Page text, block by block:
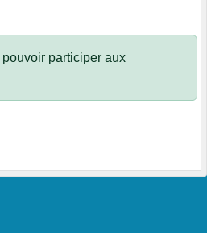
pouvoir participer aux